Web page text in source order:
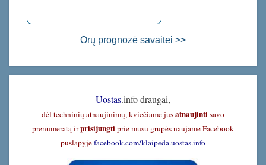
Orų prognozė savaitei >>
Uostas.info draugai,
dėl techninių atnaujinimų, kviečiame jusatnaujintisavo
prenumeratą irprisijungtiprie musu grupės naujame Facebook
puslapyjefacebook.com/klaipeda.uostas.info